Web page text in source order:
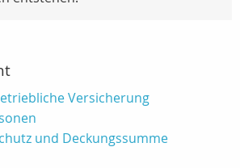
Versicherung
und Deckungssumme